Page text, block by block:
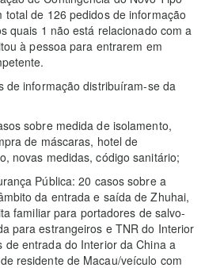
de 126 pedidos de informação
quais 1 não está relacionado com a
à pessoa para entrarem em
de informação distribuíram-se da
sobre medida de isolamento,
de máscaras, hotel de
novas medidas, código sanitário;
Pública: 20 casos sobre a
da entrada e saída de Zhuhai,
familiar para portadores de salvo-
para estrangeiros e TNR do Interior
de entrada do Interior da China a
residente de Macau/veículo com